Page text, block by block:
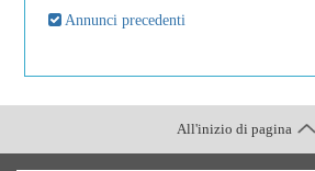
Annunci precedenti
All'inizio di pagina